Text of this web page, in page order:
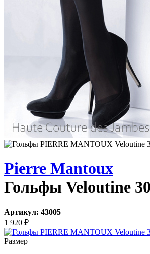
Pierre Mantoux
Гольфы Veloutine 30
Артикул: 43005
1 920 ₽
Размер